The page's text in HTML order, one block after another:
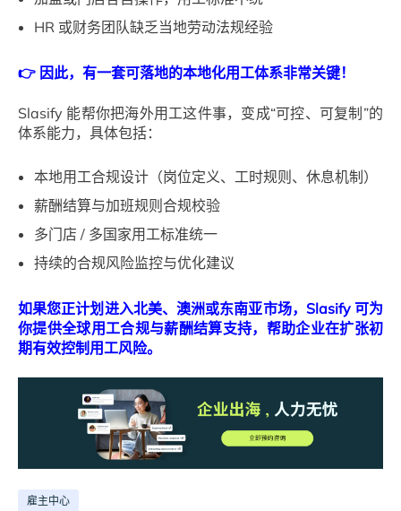
HR 或财务团队缺乏当地劳动法规经验
👉 因此，有一套可落地的本地化用工体系非常关键！
Slasify 能帮你把海外用工这件事，变成“可控、可复制”的
体系能力，具体包括：
本地用工合规设计（岗位定义、工时规则、休息机制）
薪酬结算与加班规则合规校验
多门店 / 多国家用工标准统一
持续的合规风险监控与优化建议
如果您正计划进入北美、澳洲或东南亚市场，Slasify 可为
你提供全球用工合规与薪酬结算支持，帮助企业在扩张初
期有效控制用工风险。
雇主中心